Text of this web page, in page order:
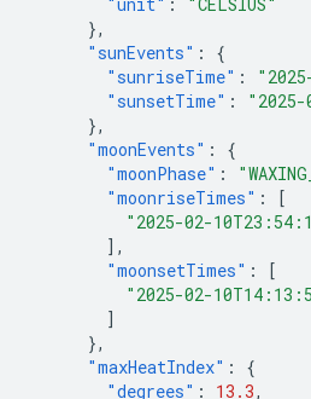
},
"sunEvents" :
{
"sunriseTime" :
"sunsetTime" :
"2025-
},
"moonEvents" :
{
"moonPhase" :
"moonriseTimes" :
[
"2025-02-
],
"moonsetTimes" :
[
"2025-02-
]
},
"maxHeatIndex" :
{
"degrees" : 13.3,